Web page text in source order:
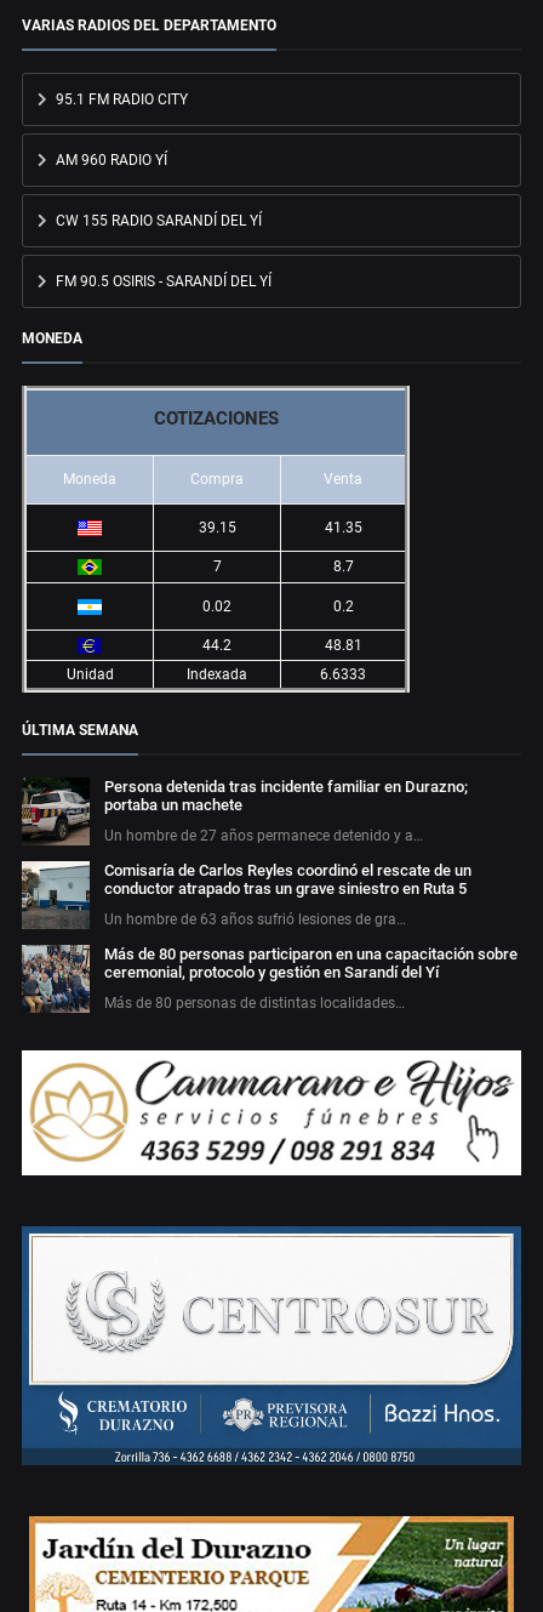
VARIAS RADIOS DEL DEPARTAMENTO
95.1 FM RADIO CITY
AM 960 RADIO YÍ
CW 155 RADIO SARANDÍ DEL YÍ
FM 90.5 OSIRIS - SARANDÍ DEL YÍ
MONEDA
COTIZACIONES
Moneda Compra Venta
39.15 41.35
7 8.7
0.02 0.2
44.2
48.81
Unidad
Indexada 6.6333
ÚLTIMA SEMANA
Persona detenida tras incidente familiar en Durazno;
portaba un machete
Un hombre de 27 años permanece detenido y a…
Comisaría de Carlos Reyles coordinó el rescate de un
conductor atrapado tras un grave siniestro en Ruta 5
Un hombre de 63 años sufrió lesiones de gra…
Más de 80 personas participaron en una capacitación sobre
ceremonial, protocolo y gestión en Sarandí del Yí
Más de 80 personas de distintas localidades…